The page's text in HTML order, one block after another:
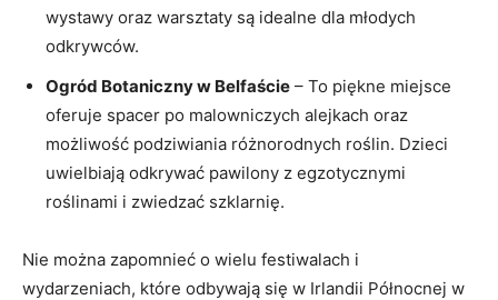
wystawy oraz warsztaty są idealne dla młodych
odkrywców.
Ogród Botaniczny w Belfaście – To piękne miejsce
oferuje spacer po malowniczych alejkach oraz
możliwość podziwiania różnorodnych roślin. Dzieci
uwielbiają odkrywać pawilony z egzotycznymi
roślinami i zwiedzać szklarnię.
Nie można zapomnieć o wielu festiwalach i
wydarzeniach, które odbywają się w Irlandii Północnej w